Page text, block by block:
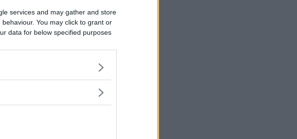
services and may gather and store
You may click to grant or
data for below specified purposes
kluriga mugghållare och